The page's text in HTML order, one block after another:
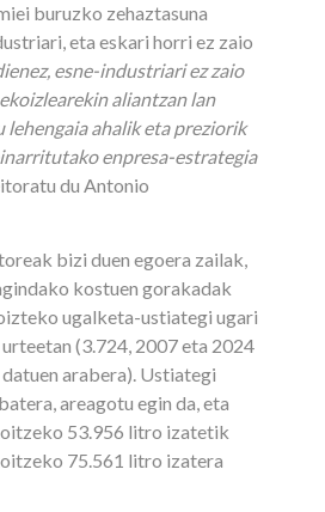
buruzko zehaztasuna
eta eskari horri ez zaio
esne-industriari ez zaio
aliantzan lan
lehengaia ahalik eta preziorik
enpresa-estrategia
du Antonio
bizi duen egoera zailak,
kostuen gorakadak
ugalketa-ustiategi ugari
(3.724, 2007 eta 2024
arabera). Ustiategi
areagotu egin da, eta
53.956 litro izatetik
75.561 litro izatera